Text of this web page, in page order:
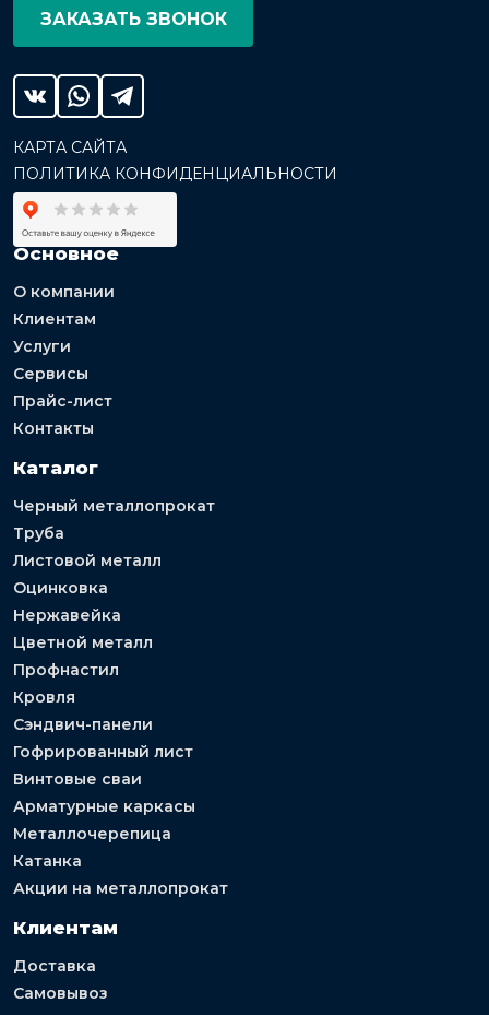
ЗАКАЗАТЬ ЗВОНОК
КАРТА САЙТА
ПОЛИТИКА КОНФИДЕНЦИАЛЬНОСТИ
Основное
О компании
Клиентам
Услуги
Сервисы
Прайс-лист
Контакты
Каталог
Черный металлопрокат
Труба
Листовой металл
Оцинковка
Нержавейка
Цветной металл
Профнастил
Кровля
Сэндвич-панели
Гофрированный лист
Винтовые сваи
Арматурные каркасы
Металлочерепица
Катанка
Акции на металлопрокат
Клиентам
Доставка
Самовывоз